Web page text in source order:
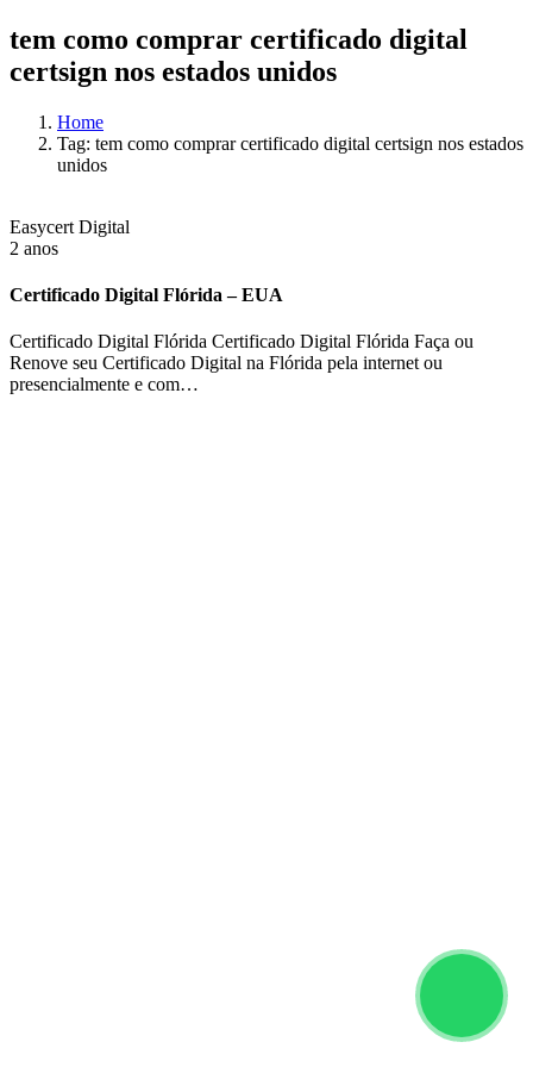
tem como comprar certificado digital
certsign nos estados unidos
Home
Tag: tem como comprar certificado digital certsign nos estados
unidos
Easycert Digital
2 anos
Certificado Digital Flórida – EUA
Certificado Digital Flórida Certificado Digital Flórida Faça ou
Renove seu Certificado Digital na Flórida pela internet ou
presencialmente e com…